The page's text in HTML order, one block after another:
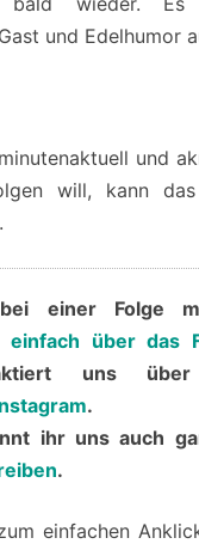
und Edelhumor
und
will, kann
einer Folge
einfach über das
uns
.
ihr uns auch
.
einfachen